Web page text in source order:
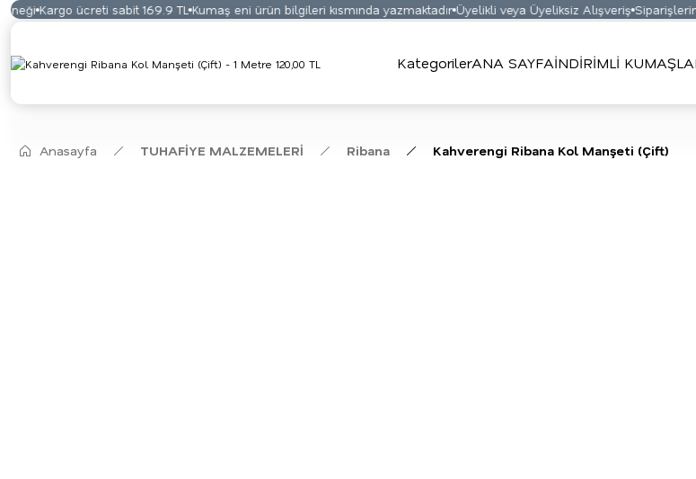
Kargo ücreti sabit 169.9 TL Kumaş eni ürün bilgileri kısmında yazmaktadır Üyelikli veya Üyeliksiz Alışveriş Siparişleriniz
KategorilerANA SAYFAİNDİRİMLİ
Anasayfa TUHAFİYE MALZEMELERİ Ribana Kahverengi Ribana Kol Manşeti (Çift)